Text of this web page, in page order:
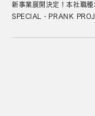
新事業展開決定！本社職
SPECIAL・PRANK